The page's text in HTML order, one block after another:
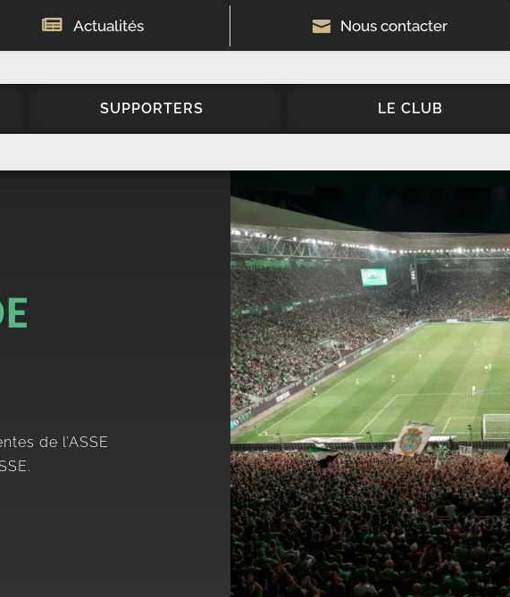
 Actualités  Nous contacter
SUPPORTERS LE CLUB
de l’ASSE